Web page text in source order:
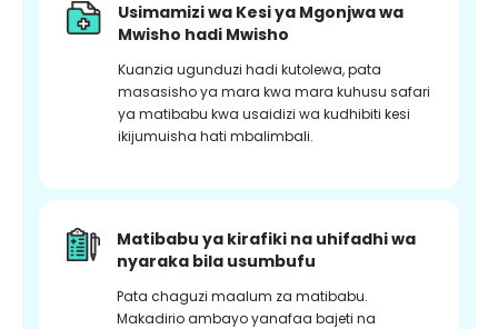
Usimamizi wa Kesi ya Mgonjwa wa
Mwisho hadi Mwisho
Kuanzia ugunduzi hadi kutolewa, pata
masasisho ya mara kwa mara kuhusu safari
ya matibabu kwa usaidizi wa kudhibiti kesi
ikijumuisha hati mbalimbali.
Matibabu ya kirafiki na uhifadhi wa
nyaraka bila usumbufu
Pata chaguzi maalum za matibabu.
Makadirio ambayo yanafaa bajeti na